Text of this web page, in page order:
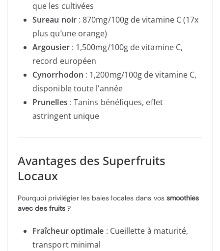
que les cultivées
Sureau noir: 870mg/100g de vitamine C (17x
plus qu’une orange)
Argousier: 1,500mg/100g de vitamine C,
record européen
Cynorrhodon : 1,200mg/100g de vitamine C,
disponible toute l’année
Prunelles : Tanins bénéfiques, effet
astringent unique
Avantages des Superfruits
Locaux
Pourquoi privilégier les baies locales dans vos smoothies
avec des fruits ?
Fraîcheur optimale : Cueillette à maturité,
transport minimal